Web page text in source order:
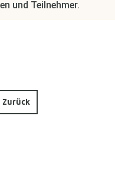
und Teilnehmer.
Zurück